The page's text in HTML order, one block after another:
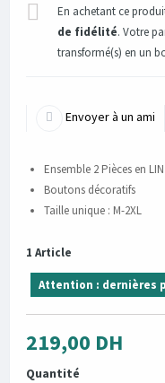
En achetant ce
de fidélité. Votre
transformé(s) en un
Envoyer à un ami
Ensemble 2 Pièces en LIN
Boutons décoratifs
Taille unique : M-2XL
1 Article
Attention : dernières
219,00 DH
Quantité